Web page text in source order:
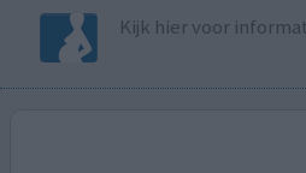
Kijk hier voor